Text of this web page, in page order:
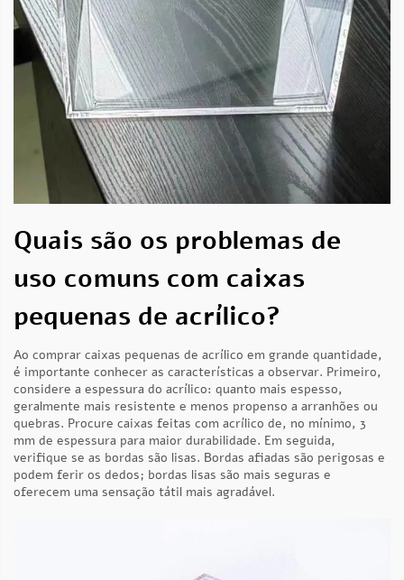
Quais são os problemas de
uso comuns com caixas
pequenas de acrílico?
Ao comprar caixas pequenas de acrílico em grande quantidade,
é importante conhecer as características a observar. Primeiro,
considere a espessura do acrílico: quanto mais espesso,
geralmente mais resistente e menos propenso a arranhões ou
quebras. Procure caixas feitas com acrílico de, no mínimo, 3
mm de espessura para maior durabilidade. Em seguida,
verifique se as bordas são lisas. Bordas afiadas são perigosas e
podem ferir os dedos; bordas lisas são mais seguras e
oferecem uma sensação tátil mais agradável.